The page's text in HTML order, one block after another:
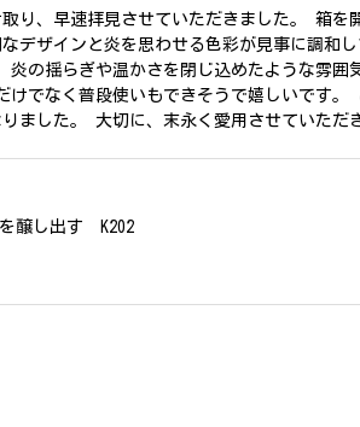
り、早速拝見させていただきました。 箱を
ザインと炎を思わせる色彩が見事に調和
の揺らぎや温かさを閉じ込めたような雰
でなく普段使いもできそうで嬉しいです
ました。 大切に、末永く愛用させていただ
醸し出す K202